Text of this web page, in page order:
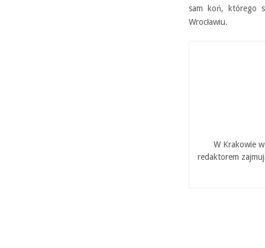
sam koń, którego
Wrocławiu.
W Krakowie
redaktorem